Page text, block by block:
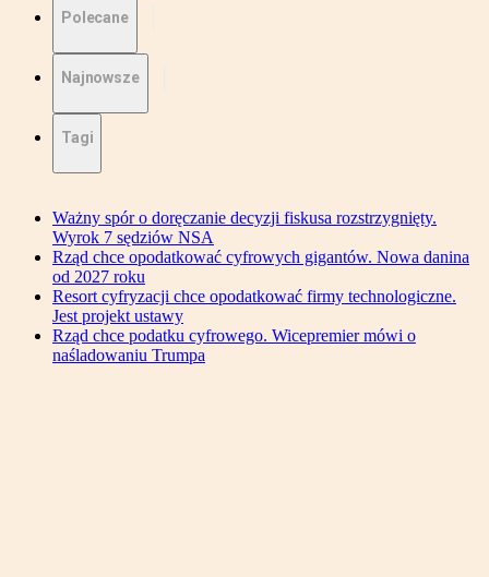
Polecane
Najnowsze
Tagi
Ważny spór o doręczanie decyzji fiskusa rozstrzygnięty.
Wyrok 7 sędziów NSA
Rząd chce opodatkować cyfrowych gigantów. Nowa danina
od 2027 roku
Resort cyfryzacji chce opodatkować firmy technologiczne.
Jest projekt ustawy
Rząd chce podatku cyfrowego. Wicepremier mówi o
naśladowaniu Trumpa